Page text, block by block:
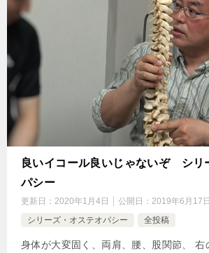
良いイコール良いじゃないぞ シリ
パシー
更新日： 2020年1月4日 公開日： 2019年6月17日
シリーズ・オステオパシー
全投稿
身体が大変固く、両肩、腰、股関節、 右